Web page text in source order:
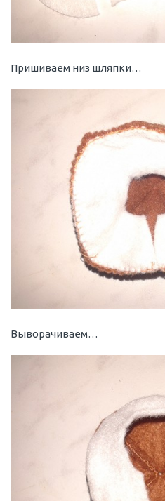
Пришиваем низ шляпки…
Выворачиваем…